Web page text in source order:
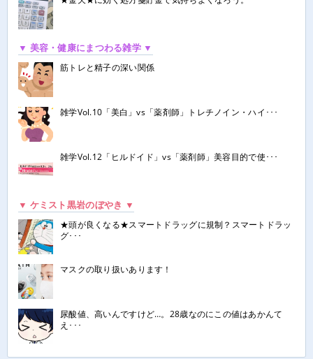
▼ 美容・健康にまつわる雑学 ▼
筋トレと精子の深い関係
雑学Vol.10「美白」vs「薬剤師」トレチノイン・ハイ･･･
雑学Vol.12「ヒルドイド」vs「薬剤師」美容目的で使･･･
▼ ケミスト黒岩のぼやき ▼
★頭が良くなる★スマートドラッグに規制？スマートドラッ
グ･･･
マスクの取り扱いあります！
尿酸値、高いんですけど…。28歳なのにこの値はあかんて
え･･･